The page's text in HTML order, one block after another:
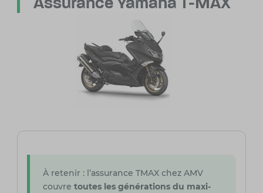
Assurance Yamaha T-MAX
À retenir : l’assurance TMAX chez AMV
couvre toutes les générations du maxi-